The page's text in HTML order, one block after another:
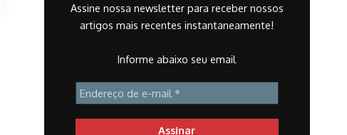
Assine nossa newsletter para receber nossos
artigos mais recentes instantaneamente!
Informe abaixo seu email